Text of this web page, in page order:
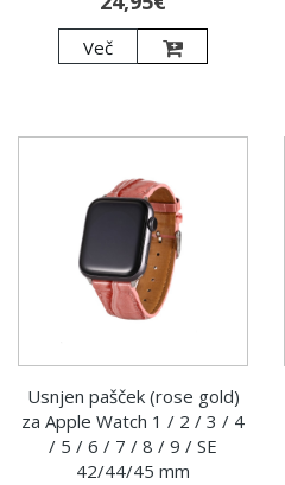
Več
Usnjen pašček (rose gold)
za Apple Watch 1 / 2 / 3 / 4
/ 5 / 6 / 7 / 8 / 9 / SE
42/44/45 mm